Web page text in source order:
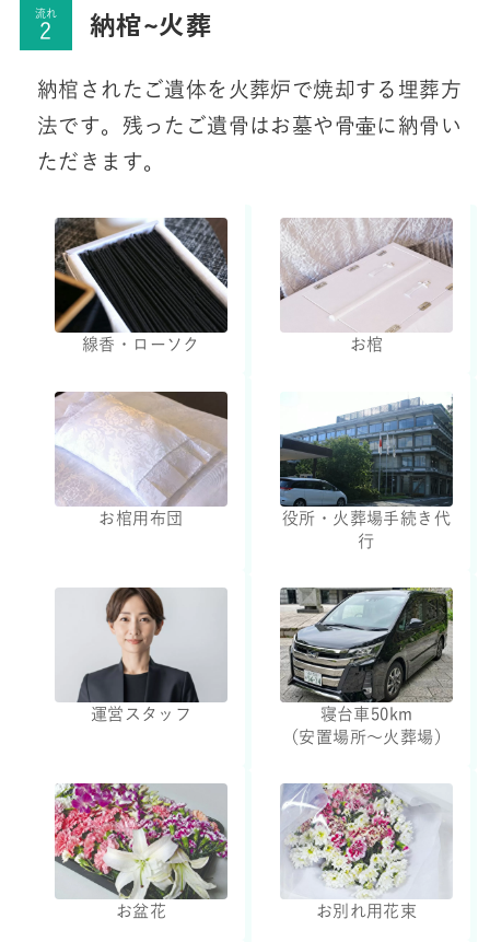
流れ 納棺~火葬
納棺されたご遺体を火葬炉で焼却する埋葬方
法です。残ったご遺骨はお墓や骨壷に納骨い
ただきます。
線香・ローソク お棺
お棺用布団
役所・火葬場手続き代
行
運営スタッフ
寝台車50km
（安置場所～火葬場）
お盆花 お別れ用花束